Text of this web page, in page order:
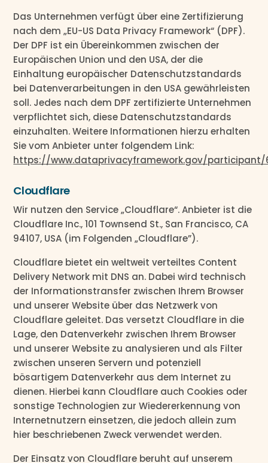
Das Unternehmen verfügt über eine Zertifizierung
nach dem „EU-US Data Privacy Framework“ (DPF).
Der DPF ist ein Übereinkommen zwischen der
Europäischen Union und den USA, der die
Einhaltung europäischer Datenschutzstandards
bei Datenverarbeitungen in den USA gewährleisten
soll. Jedes nach dem DPF zertifizierte Unternehmen
verpflichtet sich, diese Datenschutzstandards
einzuhalten. Weitere Informationen hierzu erhalten
Sie vom Anbieter unter folgendem Link:
https://www.dataprivacyframework.gov/participant/
Cloudflare
Wir nutzen den Service „Cloudflare“. Anbieter ist die
Cloudflare Inc., 101 Townsend St., San Francisco, CA
94107, USA (im Folgenden „Cloudflare”).
Cloudflare bietet ein weltweit verteiltes Content
Delivery Network mit DNS an. Dabei wird technisch
der Informationstransfer zwischen Ihrem Browser
und unserer Website über das Netzwerk von
Cloudflare geleitet. Das versetzt Cloudflare in die
Lage, den Datenverkehr zwischen Ihrem Browser
und unserer Website zu analysieren und als Filter
zwischen unseren Servern und potenziell
bösartigem Datenverkehr aus dem Internet zu
dienen. Hierbei kann Cloudflare auch Cookies oder
sonstige Technologien zur Wiedererkennung von
Internetnutzern einsetzen, die jedoch allein zum
hier beschriebenen Zweck verwendet werden.
Der Einsatz von Cloudflare beruht auf unserem